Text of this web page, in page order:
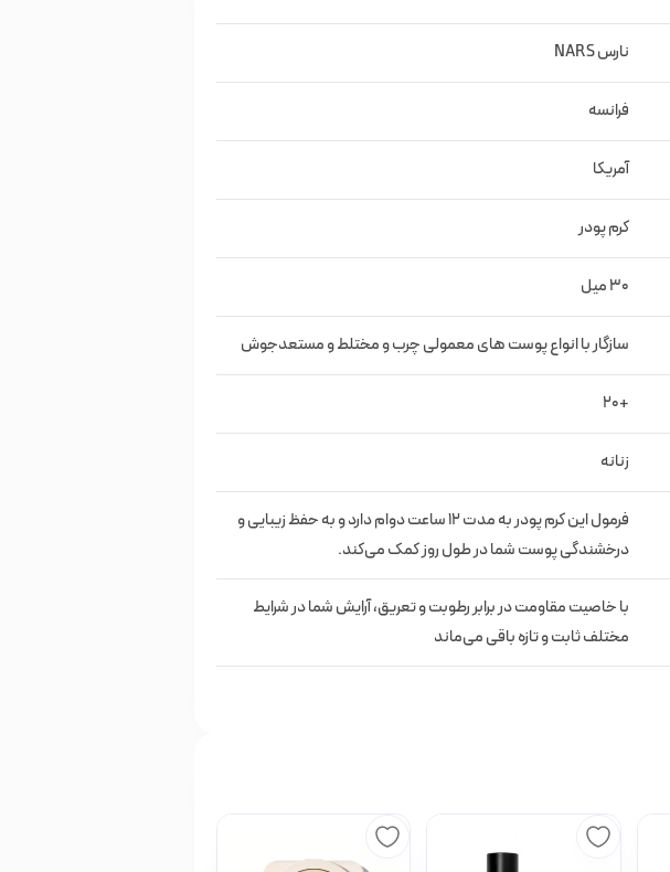
پوست پخش کنید.
آرامی اضافه کنید.
نارس NARS
فرانسه
آمریکا
کرم پودر
30 میل
سازگار با انواع پوست های معمولی چرب و مختلط و مستعدجوش
+20
زنانه
فرمول این کرم پودر به مدت 12 ساعت دوام دارد و به حفظ زیبایی و
درخشندگی پوست شما در طول روز کمک می‌کند.
با خاصیت مقاومت در برابر رطوبت و تعریق، آرایش شما در شرایط
مختلف ثابت و تازه باقی می‌ماند